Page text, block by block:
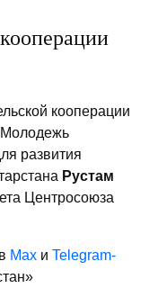
кооперации
развития
Рустам
Центросоюза
Max и Telegram-